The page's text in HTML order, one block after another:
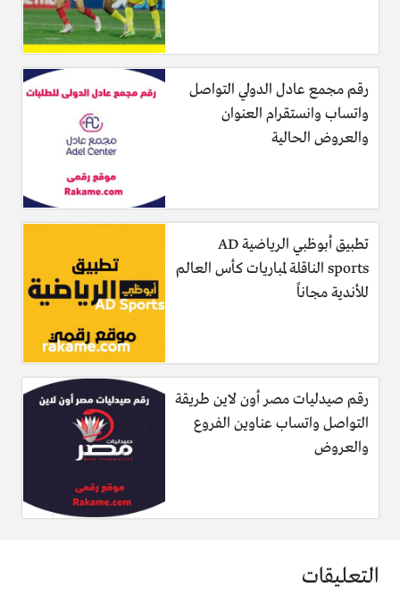
رقم مجمع عادل الدولي التواصل
واتساب وانستقرام العنوان
والعروض الحالية
تطبيق أبوظبي الرياضية AD
sports الناقلة لمباريات كأس العالم
للأندية مجاناً
رقم صيدليات مصر أون لاين طريقة
التواصل واتساب عناوين الفروع
والعروض
التعليقات